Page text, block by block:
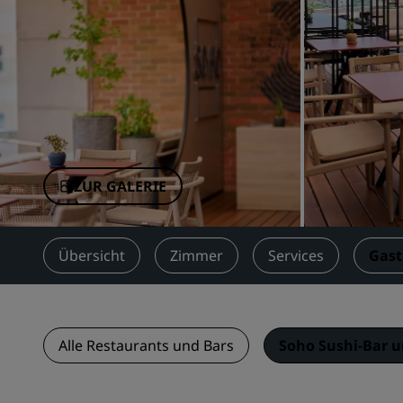
Verbundene Marken in China
ZUR GALERIE
Übersicht Zimmer Services
Alle Restaurants und Bars Soho Sushi-Bar